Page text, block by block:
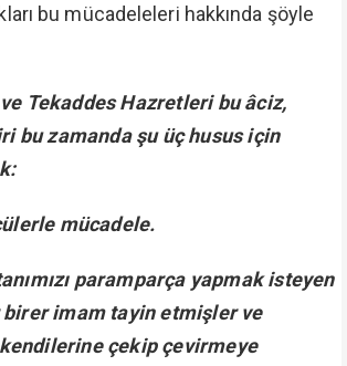
bu mücadeleleri hakkında şöyle
Tekaddes Hazretleri bu âciz,
bu zamanda şu üç husus için
mücadele.
paramparça yapmak isteyen
imam tayin etmişler ve
çekip çevirmeye